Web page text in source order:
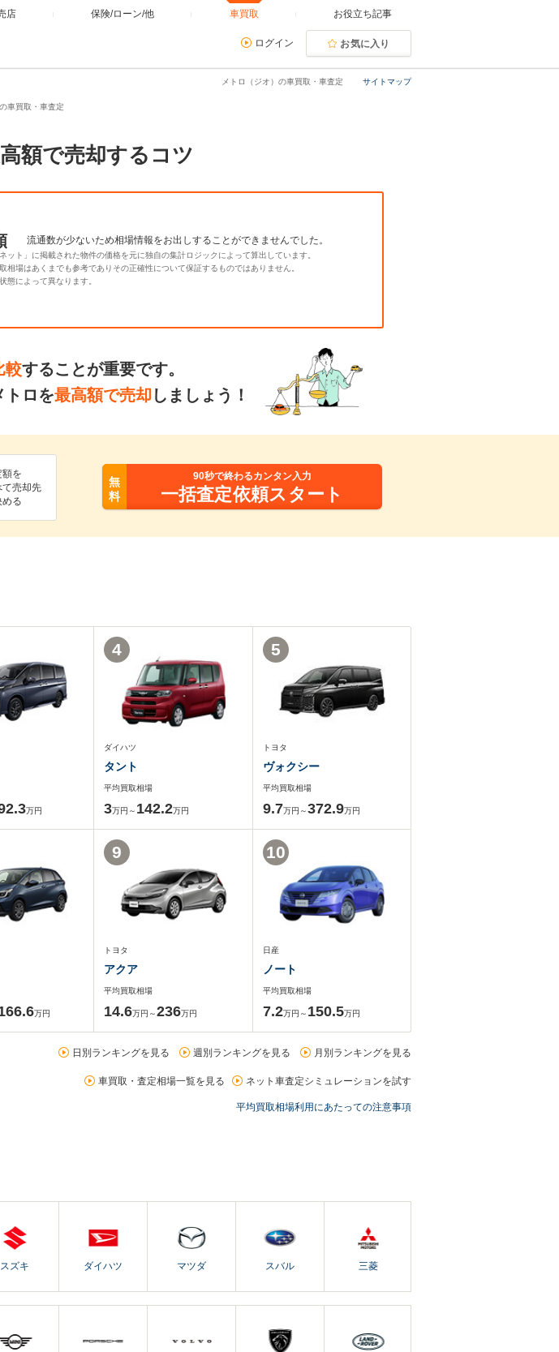
店 保険/ローン/他 車買取 お役立ち記事
ログイン お気に入り
サイトマップ
メトロ（ジオ）の車買取・車査定
車買取・車査定
額で売却するコツ
流通数が少ないため相場情報をお出しすることができませんでした。
ット」に掲載された物件の価格を元に独自の集計ロジックによって算出しています。
相場はあくまでも参考でありその正確性について保証するものではありません。
態によって異なります。
較することが重要です。
トロを最高額で売却 しましょう！
額を
て売却先
める
無
料
90秒で終わるカンタン入力
一括査定依頼スタート
万円
ダイハツ
タント
平均買取相場
3万円～ 142.2万円
4
トヨタ
ヴォクシー
平均買取相場
9.7万円～372.9万円
5
万円
トヨタ
アクア
平均買取相場
14.6万円～236万円
9
日産
ノート
平均買取相場
7.2万円～ 150.5万円
10
日別ランキングを見る 週別ランキングを見る 月別ランキングを見る
車買取・査定相場一覧を見る ネット車査定シミュレーションを試す
平均買取相場利用にあたっての注意事項
スズキ ダイハツ マツダ スバル 三菱